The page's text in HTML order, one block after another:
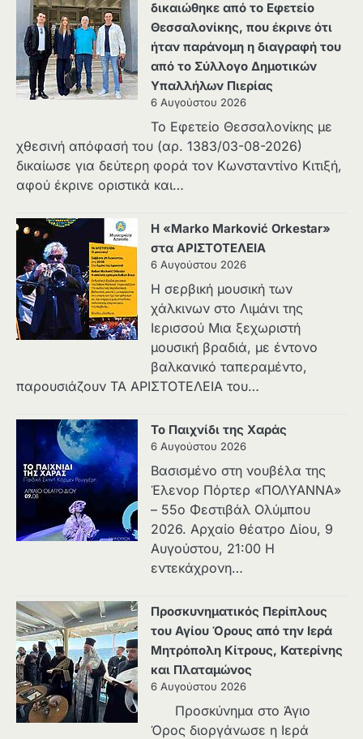
δικαιώθηκε από το Εφετείο
Θεσσαλονίκης, που έκρινε ότι
ήταν παράνομη η διαγραφή του
από το Σύλλογο Δημοτικών
Υπαλλήλων Πιερίας
6 Αυγούστου 2026
Το Εφετείο Θεσσαλονίκης με
χθεσινή απόφασή του (αρ. 1383/03-08-2026)
δικαίωσε για δεύτερη φορά τον Κωνσταντίνο Κιτιξή,
αφού έκρινε οριστικά και…
Η «Marko Marković Orkestar»
στα ΑΡΙΣΤΟΤΕΛΕΙΑ
6 Αυγούστου 2026
Η σερβική μουσική των
χάλκινων στο Λιμάνι της
Ιερισσού Μια ξεχωριστή
μουσική βραδιά, με έντονο
βαλκανικό ταπεραμέντο,
παρουσιάζουν ΤΑ ΑΡΙΣΤΟΤΕΛΕΙΑ του…
Το Παιχνίδι της Χαράς
6 Αυγούστου 2026
Βασισμένο στη νουβέλα της
Έλενορ Πόρτερ «ΠΟΛΥΑΝΝΑ»
– 55ο Φεστιβάλ Ολύμπου
2026. Αρχαίο θέατρο Δίου, 9
Αυγούστου, 21:00 Η
εντεκάχρονη…
Προσκυνηματικός Περίπλους
του Αγίου Όρους από την Ιερά
Μητρόπολη Κίτρους, Κατερίνης
και Πλαταμώνος
6 Αυγούστου 2026
Προσκύνημα στο Άγιο
Όρος διοργάνωσε η Ιερά